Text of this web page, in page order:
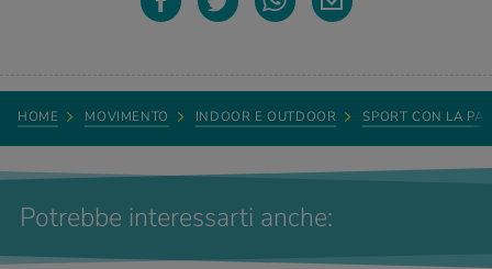
HOME MOVIMENTO INDOOR E OUTDOOR SPORT CON LA
Potrebbe interessarti anche: